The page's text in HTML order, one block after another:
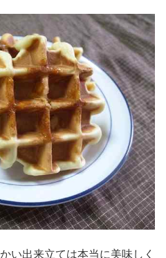
い出来立ては本当に美味しく